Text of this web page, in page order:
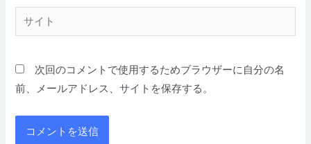
次回のコメントで使用するためブラウザーに自分の名
前、メールアドレス、サイトを保存する。